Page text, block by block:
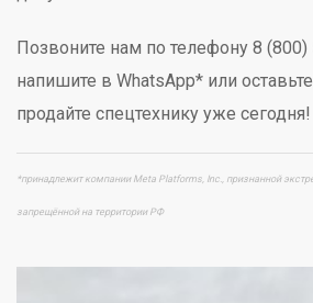
Позвоните нам по телефону 8 (800)
напишите в WhatsApp* или
продайте спецтехнику уже сегодня!
*принадлежит компании Meta Platforms, Inc., признанной
запрещённой на территории РФ